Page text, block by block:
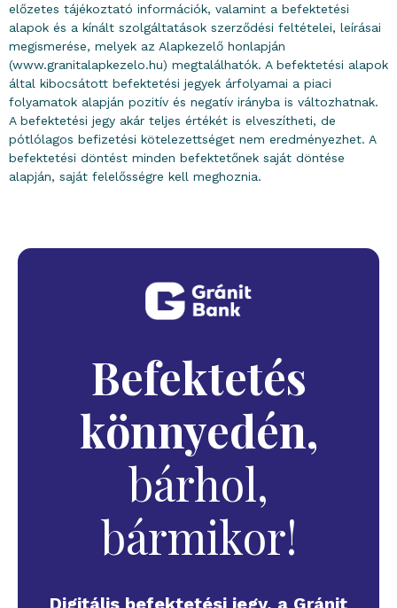
előzetes tájékoztató információk, valamint a befektetési
alapok és a kínált szolgáltatások szerződési feltételei, leírásai
megismerése, melyek az Alapkezelő honlapján
(www.granitalapkezelo.hu) megtalálhatók. A befektetési alapok
által kibocsátott befektetési jegyek árfolyamai a piaci
folyamatok alapján pozitív és negatív irányba is változhatnak.
A befektetési jegy akár teljes értékét is elveszítheti, de
pótlólagos befizetési kötelezettséget nem eredményezhet. A
befektetési döntést minden befektetőnek saját döntése
alapján, saját felelősségre kell meghoznia.
Befektetés
könnyedén,
bárhol,
bármikor!
Digitális befektetési jegy, a Gránit